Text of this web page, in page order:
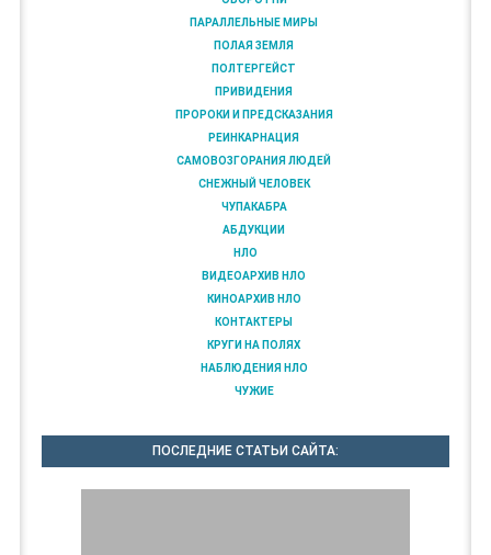
ПАРАЛЛЕЛЬНЫЕ МИРЫ
ПОЛАЯ ЗЕМЛЯ
ПОЛТЕРГЕЙСТ
ПРИВИДЕНИЯ
ПРОРОКИ И ПРЕДСКАЗАНИЯ
РЕИНКАРНАЦИЯ
САМОВОЗГОРАНИЯ ЛЮДЕЙ
СНЕЖНЫЙ ЧЕЛОВЕК
ЧУПАКАБРА
АБДУКЦИИ
НЛО
ВИДЕОАРХИВ НЛО
КИНОАРХИВ НЛО
КОНТАКТЕРЫ
КРУГИ НА ПОЛЯХ
НАБЛЮДЕНИЯ НЛО
ЧУЖИЕ
ПОСЛЕДНИЕ СТАТЬИ САЙТА: